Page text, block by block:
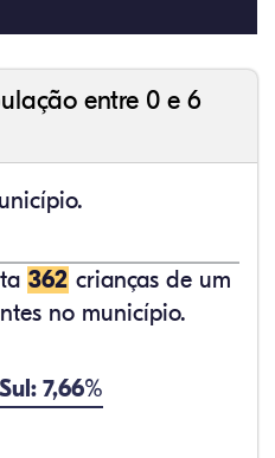
entre 0 e 6
362 crianças de um
no município.
7,66%